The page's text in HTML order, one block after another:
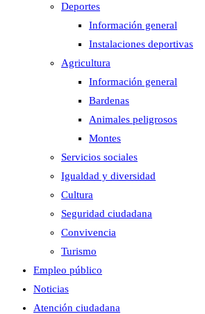
Deportes
Información general
Instalaciones deportivas
Agricultura
Información general
Bardenas
Animales peligrosos
Montes
Servicios sociales
Igualdad y diversidad
Cultura
Seguridad ciudadana
Convivencia
Turismo
Empleo público
Noticias
Atención ciudadana